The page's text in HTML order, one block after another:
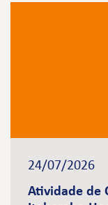
24/07/2026
Atividade de